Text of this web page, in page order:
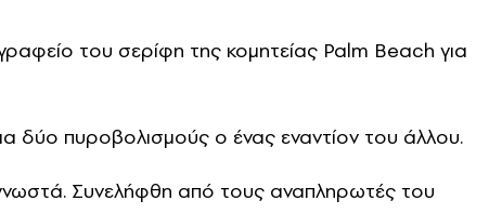
του σερίφη της κομητείας Palm Beach για
δύο πυροβολισμούς ο ένας εναντίον του άλλου.
Συνελήφθη από τους αναπληρωτές του